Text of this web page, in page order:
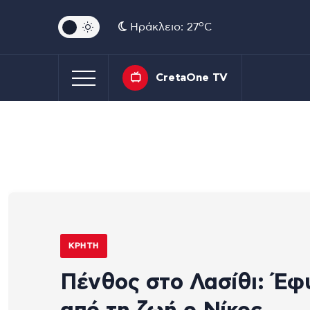
Ηράκλειο: 27oC
CretaOne TV
ΚΡΉΤΗ
Πένθος στο Λασίθι: